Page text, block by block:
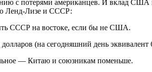
с потерями американцев. И вклад США
о Ленд-Лизе и СССР:
СССР на востоке, если бы не США.
(на сегодняшний день эквивалент
— Китаю и союзникам поменьше.